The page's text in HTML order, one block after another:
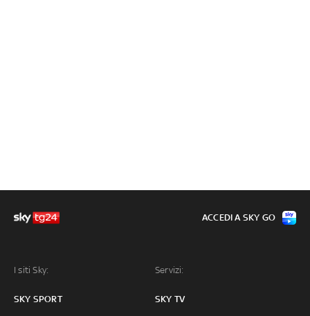
I siti Sky:
SKY SPORT
Servizi:
SKY TV
ACCEDI A SKY GO